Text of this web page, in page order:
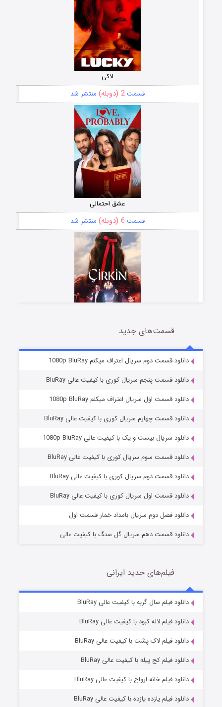
لاکی
قسمت2 (دوبله) منتشر شد
عشق احتمالی
قسمت 6 (دوبله) منتشر شد
سریال زشت
قسمت5 (زیرنویس) منتشر شد
وستی ها
قسمت1 (زیرنویس) منتشر شد
قسمت6 (زیرنویس) منتشر شد
قسمت‌های جدید
دانلود قسمت دوم سریال اعتراف میکنم 1080p BluRay
دانلود قسمت پنجم سریال کوری با کیفیت عالی BluRay
دانلود قسمت اول سریال اعتراف میکنم 1080p BluRay
دانلود قسمت چهارم سریال کوری با کیفیت عالی BluRay
دانلود سریال بیست و یک با کیفیت عالی 1080p BluRay
دانلود قسمت سوم سریال کوری با کیفیت عالی BluRay
دانلود قسمت دوم سریال کوری با کیفیت عالی BluRay
دانلود قسمت اول سریال کوری با کیفیت عالی BluRay
دانلود فصل دوم سریال بامداد خمار قسمت اول
دانلود قسمت دهم سریال گل سنگ با کیفیت عالی
فیلم‌های جدید ایرانی
دانلود فیلم سال گربه با کیفیت عالی BluRay
دانلود فیلم لاله کبود با کیفیت عالی BluRay
دانلود فیلم لاک پشت با کیفیت عالی BluRay
دانلود فیلم کج‌ پیله با کیفیت عالی BluRay
دانلود فیلم خانه ارواح با کیفیت عالی BluRay
دانلود فیلم یازده یازده با کیفیت عالی BluRay